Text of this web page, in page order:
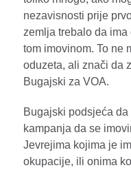
nezavisnosti prije
zemlja trebalo da
tom imovinom. To ne
oduzeta, ali znači da
Bugajski za VOA.
Bugajski podsjeća
kampanja da se
Jevrejima kojima je
okupacije, ili onima